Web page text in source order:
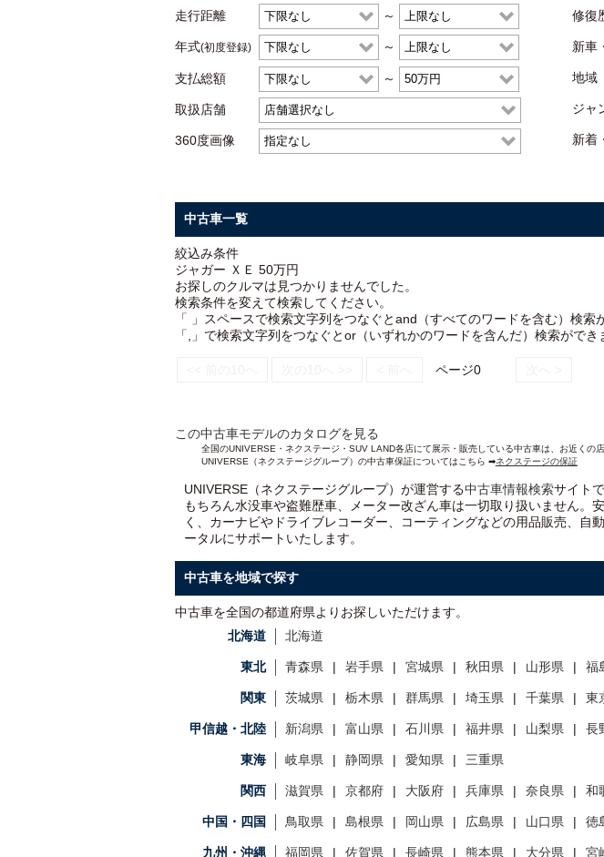
走行距離 ～
年式(初度登録) ～
支払総額 ～
取扱店舗
360度画像
修復
新車
地域
ジャ
新着
中古車一覧
絞込み条件
ジャガー ＸＥ 50万円
お探しのクルマは見つかりませんでした。
検索条件を変えて検索してください。
「 」スペースで検索文字列をつなぐとand（すべてのワードを含む）検索
「,」で検索文字列をつなぐとor（いずれかのワードを含んだ）検索ができ
ページ0
この中古車モデルのカタログを見る
全国のUNIVERSE・ネクステージ・SUV LAND各店にて展示・販売している中古車は、お近くの
UNIVERSE（ネクステージグループ）の中古車保証についてはこちら ➡ネクステージの保証
UNIVERSE（ネクステージグループ）が運営する中古車情報検索サイト
もちろん水没車や盗難歴車、メーター改ざん車は一切取り扱いません。
く、カーナビやドライブレコーダー、コーティングなどの用品販売、
ータルにサポートいたします。
中古車を地域で探す
中古車を全国の都道府県よりお探しいただけます。
北海道
北海道
東北 青森県 岩手県 宮城県 秋田県 山形県 福
関東 茨城県 栃木県 群馬県 埼玉県 千葉県 東
甲信越・北陸 新潟県 富山県 石川県 福井県 山梨県 長
東海 岐阜県 静岡県 愛知県 三重県
関西 滋賀県 京都府 大阪府 兵庫県 奈良県 和
中国・四国 鳥取県 島根県 岡山県 広島県 山口県 徳
九州・沖縄 福岡県 佐賀県 長崎県 熊本県 大分県 宮